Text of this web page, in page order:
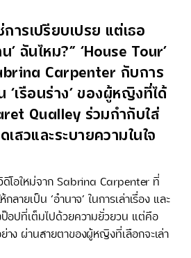
ารเปรียบเปรย แต่เธอ
’ ฉันไหม?” ‘House Tour’
Carpenter กับการ
‘เรือนร่าง’ ของผู้หญิงที่ได้
Qualley ร่วมกำกับใส่
สวและระบายความในใจ
โอใหม่จาก Sabrina Carpenter ที่
กลายเป็น ‘อำนาจ’ ในการเล่าเรื่อง และ
ป๊อปที่เต็มไปด้วยความยั่วยวน แต่คือ
าง ผ่านสายตาของผู้หญิงที่เลือกจะเล่า